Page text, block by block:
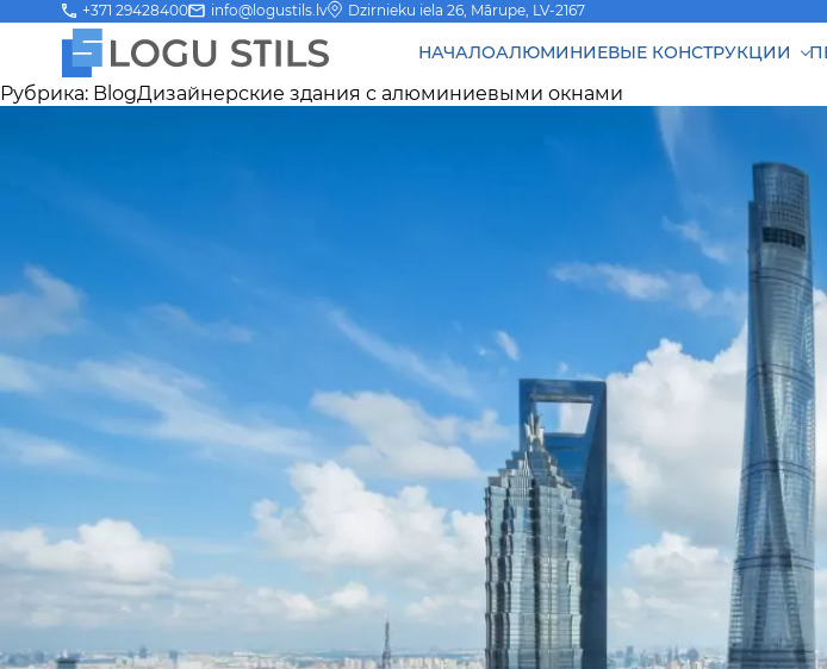
+371 29428400 info@logustils.lv Dzirnieku iela 26, Mārupe, LV-2167
НАЧАЛОАЛЮМИНИЕВЫЕ КОНСТРУКЦИИ
Рубрика: BlogДизайнерские здания с алюминиевыми окнами